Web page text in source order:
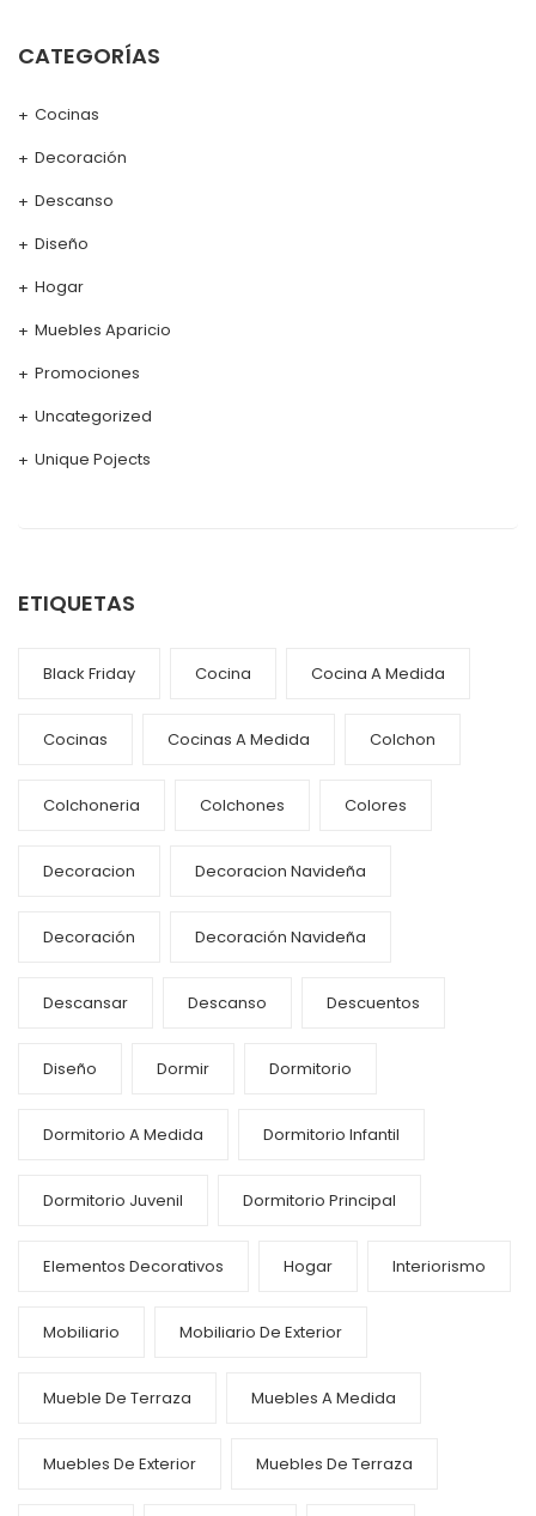
CATEGORÍAS
Cocinas
Decoración
Descanso
Diseño
Hogar
Muebles Aparicio
Promociones
Uncategorized
Unique Pojects
ETIQUETAS
Black Friday Cocina Cocina A Medida
Cocinas Cocinas A Medida Colchon
Colchoneria Colchones Colores
Decoracion Decoracion Navideña
Decoración Decoración Navideña
Descansar Descanso Descuentos
Diseño Dormir Dormitorio
Dormitorio A Medida Dormitorio Infantil
Dormitorio Juvenil Dormitorio Principal
Elementos Decorativos Hogar Interiorismo
Mobiliario Mobiliario De Exterior
Mueble De Terraza Muebles A Medida
Muebles De Exterior Muebles De Terraza